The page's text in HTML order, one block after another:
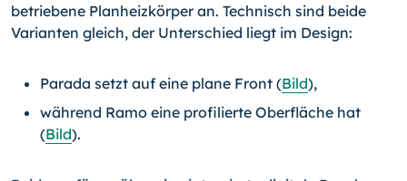
betriebene Planheizkör­per an. Technisch sind beide
Varianten gleich, der Unter­schied liegt im Design:
Parada setzt auf eine plane Front (Bild),
während Ramo eine profilierte Oberfläche hat
(Bild).